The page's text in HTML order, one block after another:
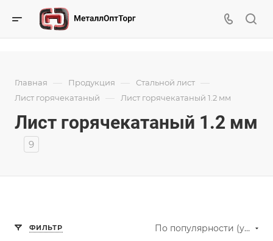
Главная — Продукция — Стальной лист —
Лист горячекатаный — Лист горячекатаный 1.2 мм
Лист горячекатаный 1.2 мм
9
ФИЛЬТР По популярности (убывание)